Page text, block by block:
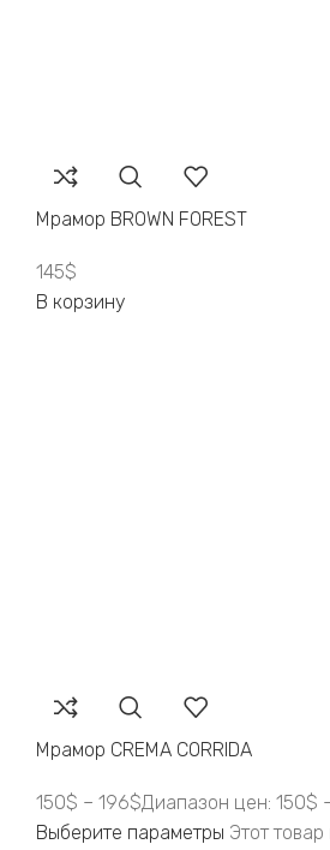
Мрамор BROWN FOREST
145$
В корзину
Мрамор CREMA CORRIDA
150$ – 196$Диапазон цен: 150$
Выберите параметры Этот